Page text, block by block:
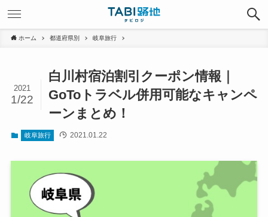
ホーム 都道府県別 岐阜旅行
白川村宿泊割引クーポン情報｜
GoToトラベル併用可能なキャンペ
ーンまとめ！
2021
1/22
岐阜旅行 2021.01.22